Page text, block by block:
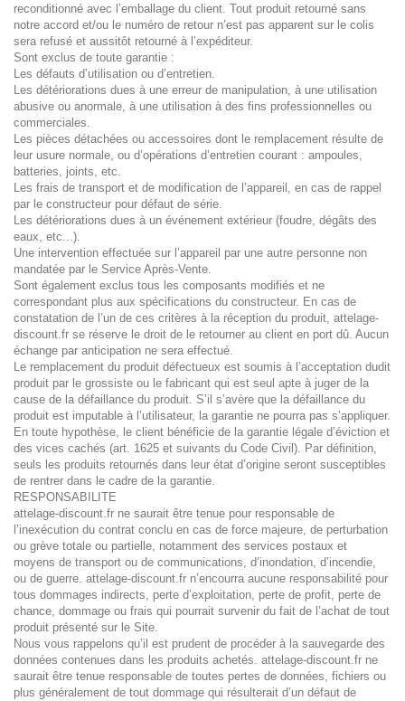
reconditionné avec l’emballage du client. Tout produit retourné sans
notre accord et/ou le numéro de retour n’est pas apparent sur le colis
sera refusé et aussitôt retourné à l’expéditeur.
Sont exclus de toute garantie :
Les défauts d’utilisation ou d’entretien.
Les détériorations dues à une erreur de manipulation, à une utilisation
abusive ou anormale, à une utilisation à des fins professionnelles ou
commerciales.
Les pièces détachées ou accessoires dont le remplacement résulte de
leur usure normale, ou d’opérations d’entretien courant : ampoules,
batteries, joints, etc.
Les frais de transport et de modification de l’appareil, en cas de rappel
par le constructeur pour défaut de série.
Les détériorations dues à un événement extérieur (foudre, dégâts des
eaux, etc...).
Une intervention effectuée sur l’appareil par une autre personne non
mandatée par le Service Après-Vente.
Sont également exclus tous les composants modifiés et ne
correspondant plus aux spécifications du constructeur. En cas de
constatation de l’un de ces critères à la réception du produit, attelage-
discount.fr se réserve le droit de le retourner au client en port dû. Aucun
échange par anticipation ne sera effectué.
Le remplacement du produit défectueux est soumis à l’acceptation dudit
produit par le grossiste ou le fabricant qui est seul apte à juger de la
cause de la défaillance du produit. S’il s’avère que la défaillance du
produit est imputable à l’utilisateur, la garantie ne pourra pas s’appliquer.
En toute hypothèse, le client bénéficie de la garantie légale d’éviction et
des vices cachés (art. 1625 et suivants du Code Civil). Par définition,
seuls les produits retournés dans leur état d’origine seront susceptibles
de rentrer dans le cadre de la garantie.
RESPONSABILITE
attelage-discount.fr ne saurait être tenue pour responsable de
l’inexécution du contrat conclu en cas de force majeure, de perturbation
ou grève totale ou partielle, notamment des services postaux et
moyens de transport ou de communications, d’inondation, d’incendie,
ou de guerre. attelage-discount.fr n’encourra aucune responsabilité pour
tous dommages indirects, perte d’exploitation, perte de profit, perte de
chance, dommage ou frais qui pourrait survenir du fait de l’achat de tout
produit présenté sur le Site.
Nous vous rappelons qu’il est prudent de procéder à la sauvegarde des
données contenues dans les produits achetés. attelage-discount.fr ne
saurait être tenue responsable de toutes pertes de données, fichiers ou
plus généralement de tout dommage qui résulterait d’un défaut de